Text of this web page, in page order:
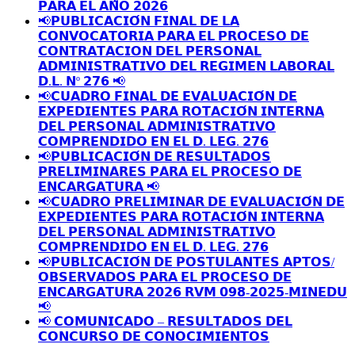
𝗣𝗔𝗥𝗔 𝗘𝗟 𝗔𝗡̃𝗢 𝟮𝟬𝟮𝟲
📢𝗣𝗨𝗕𝗟𝗜𝗖𝗔𝗖𝗜𝗢́𝗡 𝗙𝗜𝗡𝗔𝗟 𝗗𝗘 𝗟𝗔
𝗖𝗢𝗡𝗩𝗢𝗖𝗔𝗧𝗢𝗥𝗜𝗔 𝗣𝗔𝗥𝗔 𝗘𝗟 𝗣𝗥𝗢𝗖𝗘𝗦𝗢 𝗗𝗘
𝗖𝗢𝗡𝗧𝗥𝗔𝗧𝗔𝗖𝗜𝗢𝗡 𝗗𝗘𝗟 𝗣𝗘𝗥𝗦𝗢𝗡𝗔𝗟
𝗔𝗗𝗠𝗜𝗡𝗜𝗦𝗧𝗥𝗔𝗧𝗜𝗩𝗢 𝗗𝗘𝗟 𝗥𝗘𝗚𝗜𝗠𝗘𝗡 𝗟𝗔𝗕𝗢𝗥𝗔𝗟
𝗗.𝗟. 𝗡º 𝟮𝟳𝟲 📢
📢𝗖𝗨𝗔𝗗𝗥𝗢 𝗙𝗜𝗡𝗔𝗟 𝗗𝗘 𝗘𝗩𝗔𝗟𝗨𝗔𝗖𝗜𝗢́𝗡 𝗗𝗘
𝗘𝗫𝗣𝗘𝗗𝗜𝗘𝗡𝗧𝗘𝗦 𝗣𝗔𝗥𝗔 𝗥𝗢𝗧𝗔𝗖𝗜𝗢́𝗡 𝗜𝗡𝗧𝗘𝗥𝗡𝗔
𝗗𝗘𝗟 𝗣𝗘𝗥𝗦𝗢𝗡𝗔𝗟 𝗔𝗗𝗠𝗜𝗡𝗜𝗦𝗧𝗥𝗔𝗧𝗜𝗩𝗢
𝗖𝗢𝗠𝗣𝗥𝗘𝗡𝗗𝗜𝗗𝗢 𝗘𝗡 𝗘𝗟 𝗗. 𝗟𝗘𝗚. 𝟮𝟳𝟲
📢𝗣𝗨𝗕𝗟𝗜𝗖𝗔𝗖𝗜𝗢́𝗡 𝗗𝗘 𝗥𝗘𝗦𝗨𝗟𝗧𝗔𝗗𝗢𝗦
𝗣𝗥𝗘𝗟𝗜𝗠𝗜𝗡𝗔𝗥𝗘𝗦 𝗣𝗔𝗥𝗔 𝗘𝗟 𝗣𝗥𝗢𝗖𝗘𝗦𝗢 𝗗𝗘
𝗘𝗡𝗖𝗔𝗥𝗚𝗔𝗧𝗨𝗥𝗔 📢
📢𝗖𝗨𝗔𝗗𝗥𝗢 𝗣𝗥𝗘𝗟𝗜𝗠𝗜𝗡𝗔𝗥 𝗗𝗘 𝗘𝗩𝗔𝗟𝗨𝗔𝗖𝗜𝗢́𝗡 𝗗𝗘
𝗘𝗫𝗣𝗘𝗗𝗜𝗘𝗡𝗧𝗘𝗦 𝗣𝗔𝗥𝗔 𝗥𝗢𝗧𝗔𝗖𝗜𝗢́𝗡 𝗜𝗡𝗧𝗘𝗥𝗡𝗔
𝗗𝗘𝗟 𝗣𝗘𝗥𝗦𝗢𝗡𝗔𝗟 𝗔𝗗𝗠𝗜𝗡𝗜𝗦𝗧𝗥𝗔𝗧𝗜𝗩𝗢
𝗖𝗢𝗠𝗣𝗥𝗘𝗡𝗗𝗜𝗗𝗢 𝗘𝗡 𝗘𝗟 𝗗. 𝗟𝗘𝗚. 𝟮𝟳𝟲
📢𝗣𝗨𝗕𝗟𝗜𝗖𝗔𝗖𝗜𝗢́𝗡 𝗗𝗘 𝗣𝗢𝗦𝗧𝗨𝗟𝗔𝗡𝗧𝗘𝗦 𝗔𝗣𝗧𝗢𝗦/
𝗢𝗕𝗦𝗘𝗥𝗩𝗔𝗗𝗢𝗦 𝗣𝗔𝗥𝗔 𝗘𝗟 𝗣𝗥𝗢𝗖𝗘𝗦𝗢 𝗗𝗘
𝗘𝗡𝗖𝗔𝗥𝗚𝗔𝗧𝗨𝗥𝗔 𝟮𝟬𝟮𝟲 𝗥𝗩𝗠 𝟬𝟵𝟴-𝟮𝟬𝟮𝟱-𝗠𝗜𝗡𝗘𝗗𝗨
📢
📢 𝗖𝗢𝗠𝗨𝗡𝗜𝗖𝗔𝗗𝗢 – 𝗥𝗘𝗦𝗨𝗟𝗧𝗔𝗗𝗢𝗦 𝗗𝗘𝗟
𝗖𝗢𝗡𝗖𝗨𝗥𝗦𝗢 𝗗𝗘 𝗖𝗢𝗡𝗢𝗖𝗜𝗠𝗜𝗘𝗡𝗧𝗢𝗦